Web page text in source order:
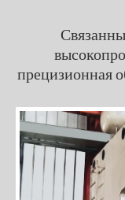
прецизионная